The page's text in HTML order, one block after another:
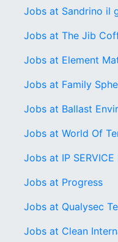
Jobs at Sandrino il
Jobs at The Jib
Jobs at Element
Jobs at Family
Jobs at Ballast
Jobs at World Of
Jobs at IP SERVICE
Jobs at Progress
Jobs at Qualysec
Jobs at Clean